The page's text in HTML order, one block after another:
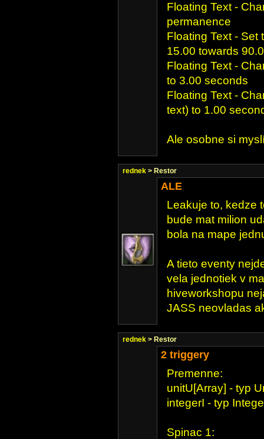
Floating Text -
permanence
Floating Text - Set
15.00 towards
Floating Text -
to 3.00 seconds
Floating Text -
text) to 1.00
Ale osobne si
rednek > Restor
ALE
Leakuje to, kedze
bude mat milion
bola na mape
A tieto eventy
vela jednotiek v
hiveworkshopu
JASS neovladas
rednek > Restor
2 triggery
Premenne:
unitU[Array] - typ
integerI - typ
Spinac 1: